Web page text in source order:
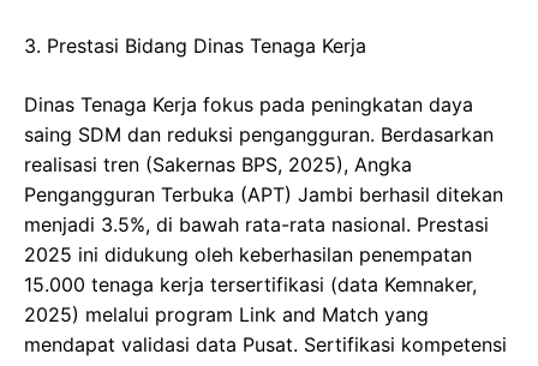
​3. Prestasi Bidang Dinas Tenaga Kerja
​Dinas Tenaga Kerja fokus pada peningkatan daya
saing SDM dan reduksi pengangguran. Berdasarkan
realisasi tren (Sakernas BPS, 2025), Angka
Pengangguran Terbuka (APT) Jambi berhasil ditekan
menjadi 3.5%, di bawah rata-rata nasional. Prestasi
2025 ini didukung oleh keberhasilan penempatan
15.000 tenaga kerja tersertifikasi (data Kemnaker,
2025) melalui program Link and Match yang
mendapat validasi data Pusat. Sertifikasi kompetensi